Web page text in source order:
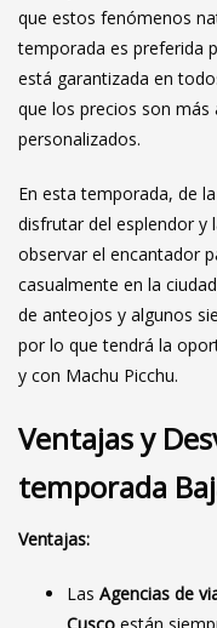
que estos fenómenos
temporada es preferida
está garantizada en
que los precios son más
personalizados.
En esta temporada, de
disfrutar del esplendor y
observar el encantador
casualmente en la
de anteojos y algunos
por lo que tendrá la
y con Machu Picchu.
Ventajas y
temporada
Ventajas:
Las Agencias de